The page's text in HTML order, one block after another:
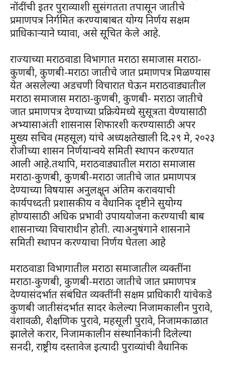
नोंदींची इतर पुराव्याशी सुसंगतता तपासून जातीचे
प्रमाणपत्र निर्गमित करण्याबाबत योग्य निर्णय सक्षम
प्राधिकाऱ्याने घ्यावा, असे सूचित केले आहे.
राज्याच्या मराठवाडा विभागात मराठा समाजास मराठा-
कुणबी, कुणबी-मराठा जातीचे जात प्रमाणपत्र मिळण्यास
येत असलेल्या अडचणी विचारात घेऊन मराठवाड्यातील
मराठा समाजास मराठा-कुणबी, कुणबी- मराठा जातीचे
जात प्रमाणपत्र देण्याच्या प्रक्रियेमध्ये सुसूत्रता येण्यासाठी
अभ्यासाअंती शासनास शिफारशी करण्यासाठी अपर
मुख्य सचिव (महसूल) यांचे अध्यक्षतेखाली दि.२९ मे, २०२३
रोजीच्या शासन निर्णयान्वये समिती स्थापन करण्यात
आली आहे.तथापि, मराठवाड्यातील मराठा समाजास
मराठा-कुणबी, कुणबी-मराठा जातीचे जात प्रमाणपत्र
देण्याच्या विषयास अनुलक्षून अंतिम करावयाची
कार्यपध्दती प्रशासकीय व वैधानिक दृष्टीने सुयोग्य
होण्यासाठी अधिक प्रभावी उपाययोजना करण्याची बाब
शासनाच्या विचाराधीन होती. त्याअनुषंगाने शासनाने‌
समिती स्थापन करण्याचा निर्णय घेतला आहे
मराठवाडा विभागातील मराठा समाजातील व्यक्तींना
मराठा-कुणबी, कुणबी-मराठा जातीचे जात प्रमाणपत्र
देण्यासंदर्भात संबंधित व्यक्तींनी सक्षम प्राधिकारी यांचेकडे
कुणबी जातीसंदर्भात सादर केलेल्या निजामकालीन पुरावे,
वंशावळी, शैक्षणिक पुरावे, महसूली पुरावे, निजामकाळात
झालेले करार, निजामकालीन संस्थानिकांनी दिलेल्या
सनदी, राष्ट्रीय दस्तावेज इत्यादी पुराव्यांची वैधानिक